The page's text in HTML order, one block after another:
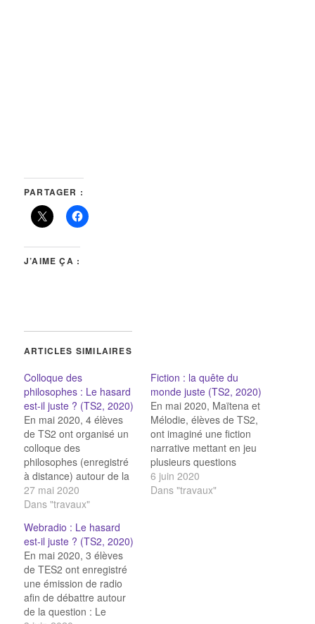
PARTAGER :
J’AIME ÇA :
ARTICLES SIMILAIRES
Colloque des
philosophes : Le hasard
est-il juste ? (TS2, 2020)
En mai 2020, 4 élèves
de TS2 ont organisé un
colloque des
philosophes (enregistré
à distance) autour de la
question : Le hasard est-
il juste ? Avec : May-Blue
John Rawls Noah :
Mandeville Loic : Nozick
27 mai 2020
Dans "travaux"
Fiction : la quête du
monde juste (TS2, 2020)
En mai 2020, Maïtena et
Mélodie, élèves de TS2,
ont imaginé une fiction
narrative mettant en jeu
plusieurs questions
autour de la justice : la
quête du monde juste.
6 juin 2020
Dans "travaux"
Webradio : Le hasard
est-il juste ? (TS2, 2020)
En mai 2020, 3 élèves
de TES2 ont enregistré
une émission de radio
afin de débattre autour
de la question : Le